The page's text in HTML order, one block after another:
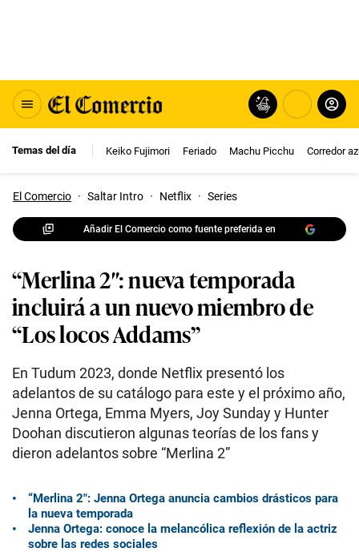
Temas del día Keiko Fujimori Feriado Machu Picchu Corredor
El Comercio · Saltar Intro · Netflix · Series
Añadir El Comercio como fuente preferida en
“Merlina 2″: nueva temporada
incluirá a un nuevo miembro de
“Los locos Addams”
En Tudum 2023, donde Netflix presentó los
adelantos de su catálogo para este y el próximo año,
Jenna Ortega, Emma Myers, Joy Sunday y Hunter
Doohan discutieron algunas teorías de los fans y
dieron adelantos sobre “Merlina 2”
“Merlina 2″: Jenna Ortega anuncia cambios drásticos para
la nueva temporada
Jenna Ortega: conoce la melancólica reflexión de la actriz
sobre las redes sociales